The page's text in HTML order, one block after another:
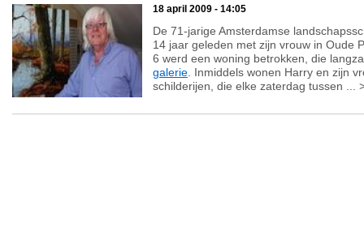
18 april 2009 - 14:05
De 71-jarige Amsterdamse
14 jaar geleden met zijn vrouw in Oude
6 werd een woning betrokken, die
galerie . Inmiddels wonen Harry en zijn
schilderijen, die elke zaterdag tussen ...